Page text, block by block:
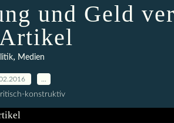
und Geld
, Medien
konstruktiv